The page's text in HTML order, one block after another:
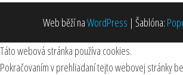
Web běží naWordPress | Šablóna:
Táto webová stránka používa cookies.
Pokračovaním v prehliadaní tejto webovej stránky